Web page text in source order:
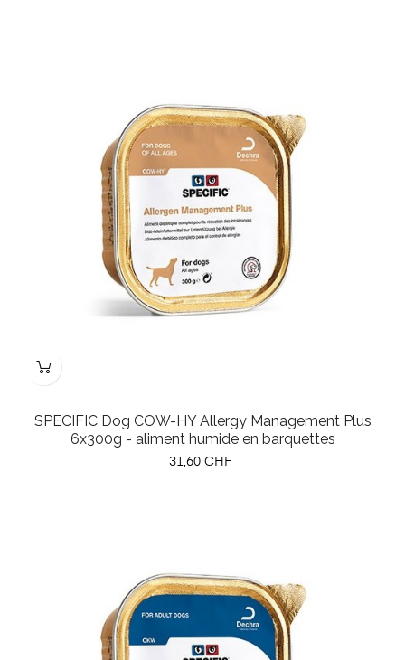
SPECIFIC Dog COW-HY Allergy Management Plus
6x300g - aliment humide en barquettes
Prix
31,60 CHF